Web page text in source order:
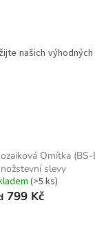
našich
Omítka (BS-
slevy
(>5 ks)
799 Kč